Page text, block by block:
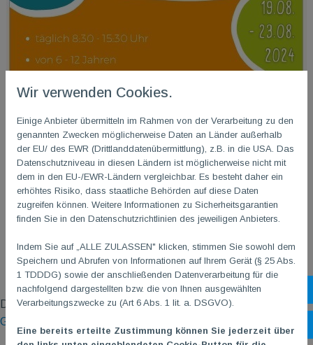
Detailinformationen zumSport- und Spielecamp in Mainz-
Gonsenheim
Wir verwenden Cookies.
Einige Anbieter übermitteln im Rahmen von der Verarbeitung zu den
genannten Zwecken möglicherweise Daten an Länder außerhalb
der EU/ des EWR (Drittlanddatenübermittlung), z.B. in die USA. Das
Datenschutzniveau in diesen Ländern ist möglicherweise nicht mit
dem in den EU-/EWR-Ländern vergleichbar. Es besteht daher ein
erhöhtes Risiko, dass staatliche Behörden auf diese Daten
zugreifen können. Weitere Informationen zu Sicherheitsgarantien
finden Sie in den Datenschutzrichtlinien des jeweiligen Anbieters.
Indem Sie auf „ALLE ZULASSEN" klicken, stimmen Sie sowohl dem
Speichern und Abrufen von Informationen auf Ihrem Gerät (§ 25 Abs.
1 TDDDG) sowie der anschließenden Datenverarbeitung für die
nachfolgend dargestellten bzw. die von Ihnen ausgewählten
Verarbeitungszwecke zu (Art 6 Abs. 1 lit. a. DSGVO).
Eine bereits erteilte Zustimmung können Sie jederzeit über